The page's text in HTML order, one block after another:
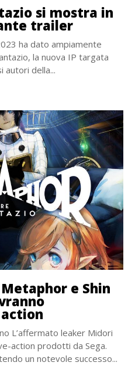
si mostra in
trailer
ha dato ampiamente
la nuova IP targata
autori della...
e Shin
L’affermato leaker Midori
action prodotti da Sega.
un notevole successo...